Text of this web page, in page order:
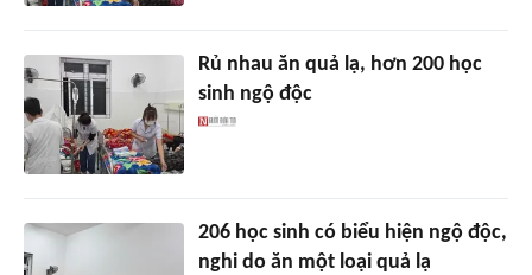
Rủ nhau ăn quả lạ, hơn 200 học
sinh ngộ độc
206 học sinh có biểu hiện ngộ độc,
nghi do ăn một loại quả lạ